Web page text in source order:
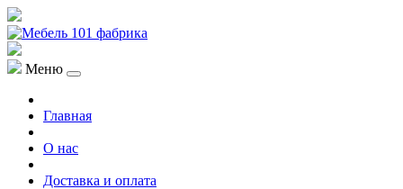
Меню
Главная
О нас
Доставка и оплата